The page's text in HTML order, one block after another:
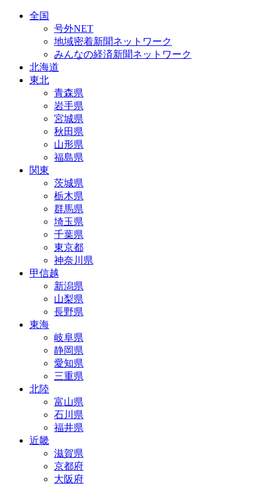
全国
号外NET
地域密着新聞ネットワーク
みんなの経済新聞ネットワーク
北海道
東北
青森県
岩手県
宮城県
秋田県
山形県
福島県
関東
茨城県
栃木県
群馬県
埼玉県
千葉県
東京都
神奈川県
甲信越
新潟県
山梨県
長野県
東海
岐阜県
静岡県
愛知県
三重県
北陸
富山県
石川県
福井県
近畿
滋賀県
京都府
大阪府